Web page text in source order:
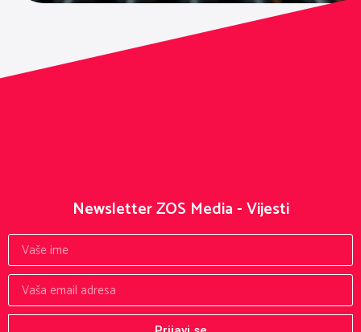
Newsletter ZOS Media - Vijesti